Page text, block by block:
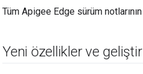
Tüm Apigee Edge sürüm
Yeni özellikler ve